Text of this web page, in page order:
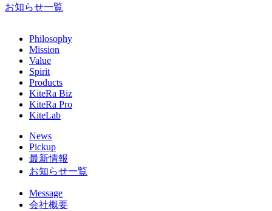
お知らせ一覧
Philosophy
Mission
Value
Spirit
Products
KiteRa Biz
KiteRa Pro
KiteLab
News
Pickup
最新情報
お知らせ一覧
Message
会社概要